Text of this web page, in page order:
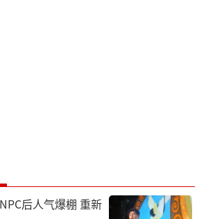
后人气爆棚 重新